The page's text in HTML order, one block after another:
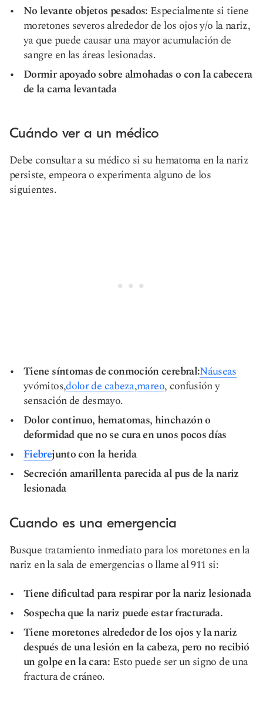
No levante objetos pesados: Especialmente si tiene
moretones severos alrededor de los ojos y/o la nariz,
ya que puede causar una mayor acumulación de
sangre en las áreas lesionadas.
Dormir apoyado sobre almohadas o con la cabecera
de la cama levantada
Cuándo ver a un médico
Debe consultar a su médico si su hematoma en la nariz
persiste, empeora o experimenta alguno de los
siguientes.
Tiene síntomas de conmoción cerebral:Náuseas
yvómitos,dolor de cabeza,mareo, confusión y
sensación de desmayo.
Dolor continuo, hematomas, hinchazón o
deformidad que no se cura en unos pocos días
Fiebrejunto con la herida
Secreción amarillenta parecida al pus de la nariz
lesionada
Cuando es una emergencia
Busque tratamiento inmediato para los moretones en la
nariz en la sala de emergencias o llame al 911 si:
Tiene dificultad para respirar por la nariz lesionada
Sospecha que la nariz puede estar fracturada.
Tiene moretones alrededor de los ojos y la nariz
después de una lesión en la cabeza, pero no recibió
un golpe en la cara: Esto puede ser un signo de una
fractura de cráneo.